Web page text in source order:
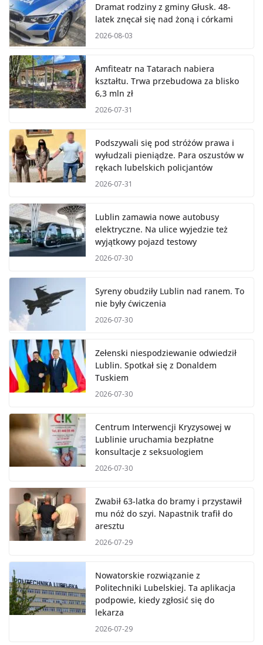
Dramat rodziny z gminy Głusk. 48-
latek znęcał się nad żoną i córkami
2026-08-03
Amfiteatr na Tatarach nabiera
kształtu. Trwa przebudowa za blisko
6,3 mln zł
2026-07-31
Podszywali się pod stróżów prawa i
wyłudzali pieniądze. Para oszustów w
rękach lubelskich policjantów
2026-07-31
Lublin zamawia nowe autobusy
elektryczne. Na ulice wyjedzie też
wyjątkowy pojazd testowy
2026-07-30
Syreny obudziły Lublin nad ranem. To
nie były ćwiczenia
2026-07-30
Zełenski niespodziewanie odwiedził
Lublin. Spotkał się z Donaldem
Tuskiem
2026-07-30
Centrum Interwencji Kryzysowej w
Lublinie uruchamia bezpłatne
konsultacje z seksuologiem
2026-07-30
Zwabił 63-latka do bramy i przystawił
mu nóż do szyi. Napastnik trafił do
aresztu
2026-07-29
Nowatorskie rozwiązanie z
Politechniki Lubelskiej. Ta aplikacja
podpowie, kiedy zgłosić się do
lekarza
2026-07-29